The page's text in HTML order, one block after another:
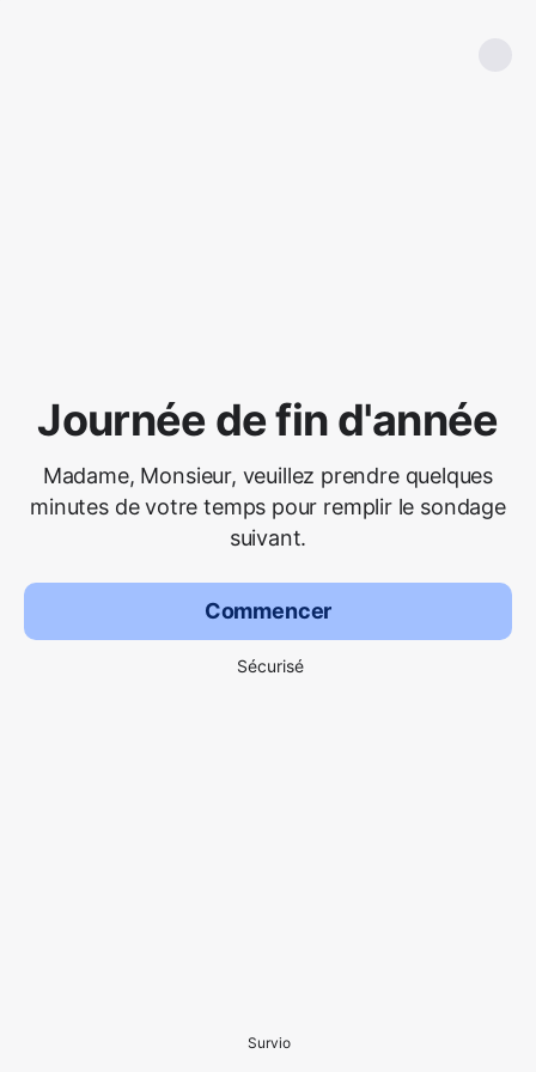
Journée de fin d'année
Madame, Monsieur, veuillez prendre quelques
minutes de votre temps pour remplir le sondage
suivant.
Commencer
Sécurisé
Survio